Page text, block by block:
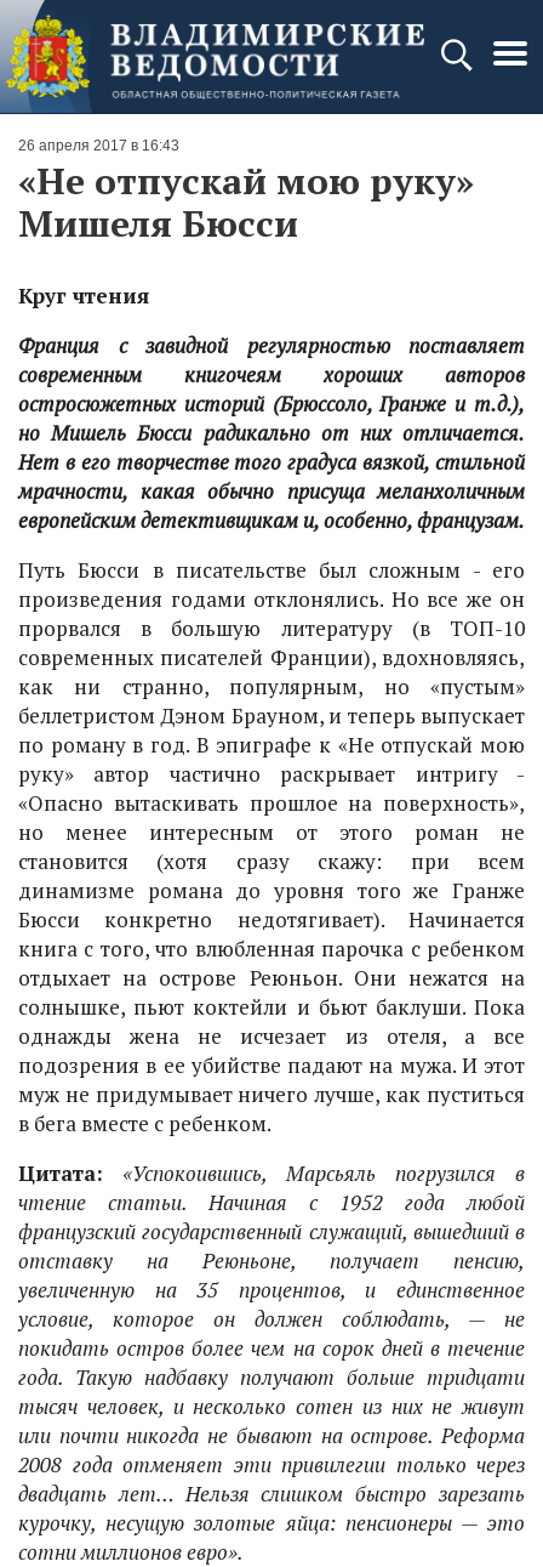
26 апреля 2017 в 16:43
«Не отпускай мою руку»
Мишеля Бюсси
Круг чтения
Франция с завидной регулярностью поставляет
современным книгочеям хороших авторов
остросюжетных историй (Брюссоло, Гранже и т.д.),
но Мишель Бюсси радикально от них отличается.
Нет в его творчестве того градуса вязкой, стильной
мрачности, какая обычно присуща меланхоличным
европейским детективщикам и, особенно, французам.
Путь Бюсси в писательстве был сложным - его
произведения годами отклонялись. Но все же он
прорвался в большую литературу (в ТОП-10
современных писателей Франции), вдохновляясь,
как ни странно, популярным, но «пустым»
беллетристом Дэном Брауном, и теперь выпускает
по роману в год. В эпиграфе к «Не отпускай мою
руку» автор частично раскрывает интригу -
«Опасно вытаскивать прошлое на поверхность»,
но менее интересным от этого роман не
становится (хотя сразу скажу: при всем
динамизме романа до уровня того же Гранже
Бюсси конкретно недотягивает). Начинается
книга с того, что влюбленная парочка с ребенком
отдыхает на острове Реюньон. Они нежатся на
солнышке, пьют коктейли и бьют баклуши. Пока
однажды жена не исчезает из отеля, а все
подозрения в ее убийстве падают на мужа. И этот
муж не придумывает ничего лучше, как пуститься
в бега вместе с ребенком.
Цитата: «Успокоившись, Марсьяль погрузился в
чтение статьи. Начиная с 1952 года любой
французский государственный служащий, вышедший в
отставку на Реюньоне, получает пенсию,
увеличенную на 35 процентов, и единственное
условие, которое он должен соблюдать, — не
покидать остров более чем на сорок дней в течение
года. Такую надбавку получают больше тридцати
тысяч человек, и несколько сотен из них не живут
или почти никогда не бывают на острове. Реформа
2008 года отменяет эти привилегии только через
двадцать лет… Нельзя слишком быстро зарезать
курочку, несущую золотые яйца: пенсионеры — это
сотни миллионов евро».